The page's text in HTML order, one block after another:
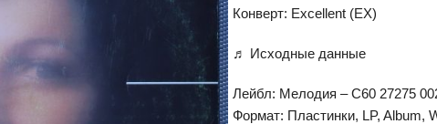
Конверт: Excellent (EX)
♬ Исходные данные
Лейбл: Мелодия – С60 27275
Формат: Пластинки, LP, Album,